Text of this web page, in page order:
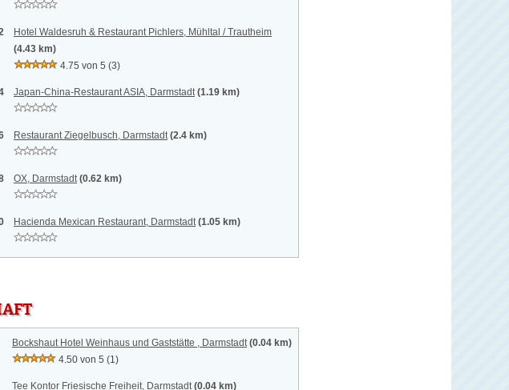
Hotel Waldesruh & Restaurant Pichlers, Mühltal / Trautheim
(4.43 km)
4.75 von 5 (3)
Japan-China-Restaurant ASIA, Darmstadt (1.19 km)
Restaurant Ziegelbusch, Darmstadt (2.4 km)
OX, Darmstadt (0.62 km)
Hacienda Mexican Restaurant, Darmstadt (1.05 km)
Bockshaut Hotel Weinhaus und Gaststätte , Darmstadt (0.04 km)
4.50 von 5 (1)
Tee Kontor Friesische Freiheit, Darmstadt (0.04 km)